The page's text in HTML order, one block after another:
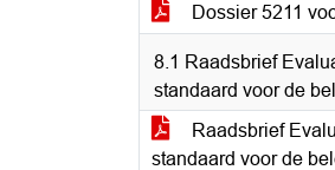
Dossier 5211
8.1 Raadsbrief
standaard voor de
Raadsbrief
standaard voor de